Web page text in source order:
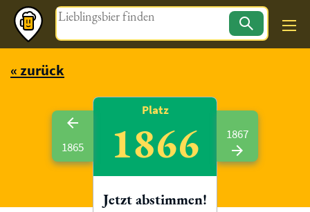
Magazin
« zurück
1865
Platz
1866
Jetzt abstimmen!
1867